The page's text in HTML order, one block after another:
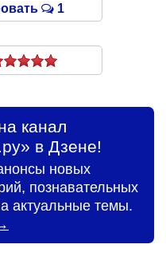
1
канал
в Дзене!
новых
познавательных
актуальные темы.